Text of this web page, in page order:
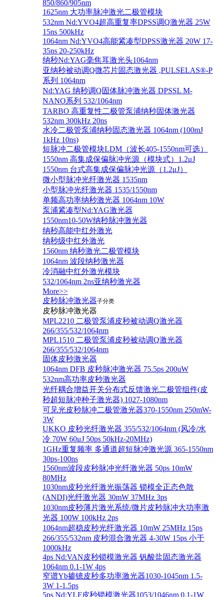
850/860/905nm
1625nm 大功率脉冲激光二极管模块
532nm Nd:YVO4超高重复率DPSS调Q激光器 25W
15ns 500kHz
1064nm Nd:YVO4高能紧凑型DPSS激光器 20W 17-
35ns 20-250kHz
纳秒Nd:YAG毫焦耳激光头1064nm
亚纳秒被动调Q微芯片固态激光器 ,PULSELAS®-P
系列 1064nm
Nd:YAG 纳秒调Q固体脉冲激光器 DPSSL M-
NANO系列 532/1064nm
TARBO 高重复性二极管泵浦纳秒固体激光器
532nm 300kHz 20ns
水冷二极管泵浦纳秒固态激光器 1064nm (100mJ
1kHz 10ns)
短脉冲二极管模块LDM（波长405-1550nm可选）
1550nm 高集成保偏脉冲光源（模块式）1.2μJ
1550nm 台式高集成保偏脉冲光源（1.2μJ）
微小型脉冲光纤激光器 1535nm
小型脉冲光纤激光器 1535/1550nm
单频高功率纳秒激光器 1064nm 10W
泵浦紧凑型Nd:YAG激光器
1550nm10-50W纳秒脉冲激光器
纳秒高能中红外激光
纳秒级中红外激光
1560nm 纳秒激光二极管模块
1064nm 波段纳秒激光器
冷消融中红外激光模块
532/1064nm 2ns亚纳秒激光器
More>>
皮秒脉冲激光器子分类
皮秒脉冲激光器
​MPL2210 二极管泵浦皮秒被动调Q激光器
266/355/532/1064nm
MPL1510 二极管泵浦皮秒被动调Q激光器
266/355/532/1064nm
固体皮秒激光器
1064nm DFB 皮秒脉冲激光器 75.5ps 200uW
532nm高功率皮秒激光器
光纤耦合增益开关分布式反馈激光二极管组件(皮
秒超短脉冲种子激光器) 1027-1080nm
可见光皮秒脉冲二极管激光器370-1550nm 250mW-
3W
UKKO 皮秒光纤激光器 355/532/1064nm (风冷/水
冷 70W 60μJ 50ps 50kHz-20MHz)
1GHz重复频率 多通道超短脉冲激光源 365-1550nm
30ps-100ns
1560nm波段皮秒脉冲光纤激光器 50ps 10mW
80MHz
1030nm皮秒光纤激光振荡器 锁模全正态色散
(ANDI)光纤激光器 30mW 37MHz 3ps
1030nm皮秒薄片激光系统/微片皮秒脉冲大功率激
光器 100W 100kHz 2ps
1064nm超稳皮秒光纤激光器 10mW 25MHz 15ps
266/355/532nm 皮秒混合激光器 4-30W 15ps 小于
1000kHz
4ps Nd:VAN皮秒锁模激光器 钒酸盐固态激光器
1064nm 0.1-1W 4ps
窄谱Yb掺镱皮秒多功率激光器1030-1045nm 1.5-
3W 1-1.5ps
5ps Nd:YLF皮秒锁模激光器1053/1046nm 0.1-1W